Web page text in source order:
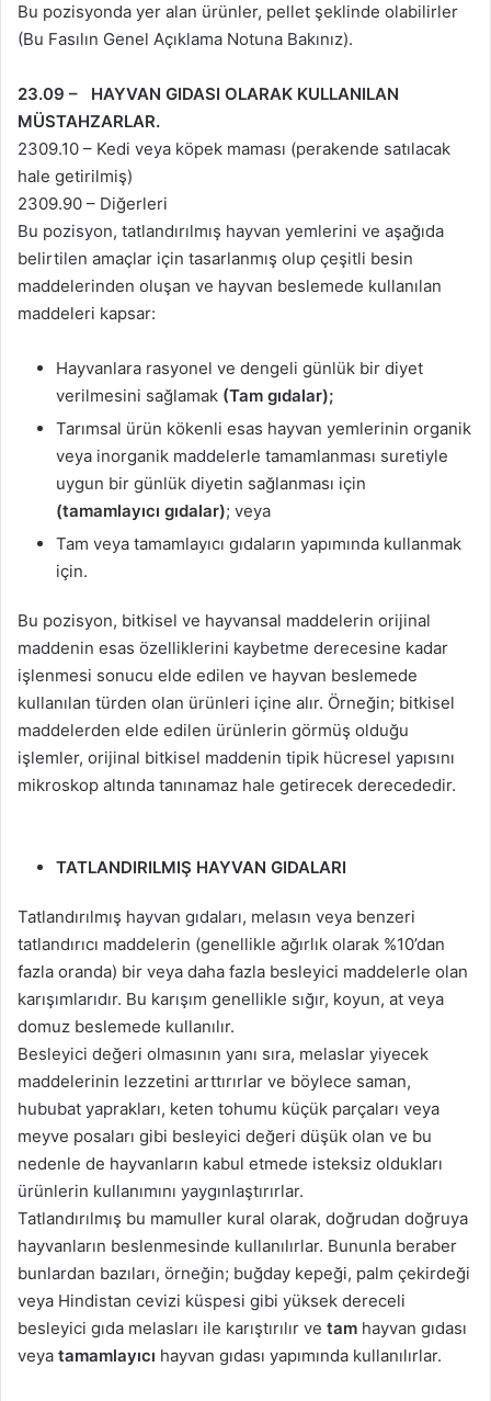
Bu pozisyonda yer alan ürünler, pellet şeklinde olabilirler
(Bu Fasılın Genel Açıklama Notuna Bakınız).
23.09 – HAYVAN GIDASI OLARAK KULLANILAN
MÜSTAHZARLAR.
2309.10 – Kedi veya köpek maması (perakende satılacak
hale getirilmiş)
2309.90 – Diğerleri
Bu pozisyon, tatlandırılmış hayvan yemlerini ve aşağıda
belirtilen amaçlar için tasarlanmış olup çeşitli besin
maddelerinden oluşan ve hayvan beslemede kullanılan
maddeleri kapsar:
Hayvanlara rasyonel ve dengeli günlük bir diyet
verilmesini sağlamak (Tam gıdalar);
Tarımsal ürün kökenli esas hayvan yemlerinin organik
veya inorganik maddelerle tamamlanması suretiyle
uygun bir günlük diyetin sağlanması için
(tamamlayıcı gıdalar); veya
Tam veya tamamlayıcı gıdaların yapımında kullanmak
için.
Bu pozisyon, bitkisel ve hayvansal maddelerin orijinal
maddenin esas özelliklerini kaybetme derecesine kadar
işlenmesi sonucu elde edilen ve hayvan beslemede
kullanılan türden olan ürünleri içine alır. Örneğin; bitkisel
maddelerden elde edilen ürünlerin görmüş olduğu
işlemler, orijinal bitkisel maddenin tipik hücresel yapısını
mikroskop altında tanınamaz hale getirecek derecededir.
TATLANDIRILMIŞ HAYVAN GIDALARI
Tatlandırılmış hayvan gıdaları, melasın veya benzeri
tatlandırıcı maddelerin (genellikle ağırlık olarak %10’dan
fazla oranda) bir veya daha fazla besleyici maddelerle olan
karışımlarıdır. Bu karışım genellikle sığır, koyun, at veya
domuz beslemede kullanılır.
Besleyici değeri olmasının yanı sıra, melaslar yiyecek
maddelerinin lezzetini arttırırlar ve böylece saman,
hububat yaprakları, keten tohumu küçük parçaları veya
meyve posaları gibi besleyici değeri düşük olan ve bu
nedenle de hayvanların kabul etmede isteksiz oldukları
ürünlerin kullanımını yaygınlaştırırlar.
Tatlandırılmış bu mamuller kural olarak, doğrudan doğruya
hayvanların beslenmesinde kullanılırlar. Bununla beraber
bunlardan bazıları, örneğin; buğday kepeği, palm çekirdeği
veya Hindistan cevizi küspesi gibi yüksek dereceli
besleyici gıda melasları ile karıştırılır ve tam hayvan gıdası
veya tamamlayıcı hayvan gıdası yapımında kullanılırlar.